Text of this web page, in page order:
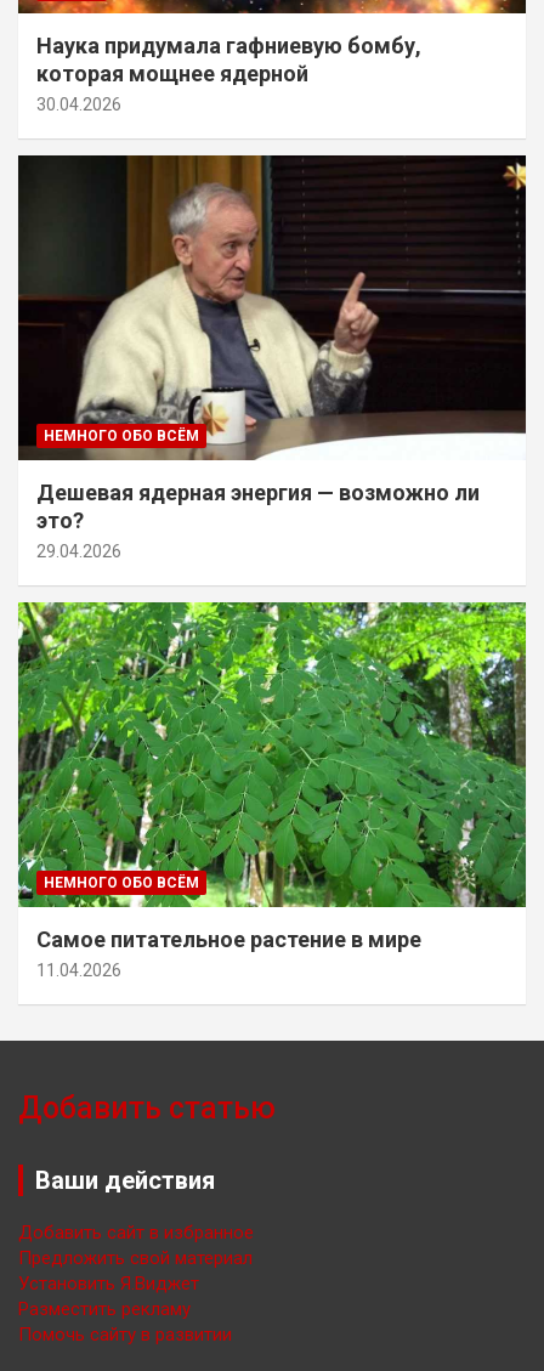
Наука придумала гафниевую бомбу,
которая мощнее ядерной
30.04.2026
НЕМНОГО ОБО ВСЁМ
Дешевая ядерная энергия — возможно ли
это?
29.04.2026
НЕМНОГО ОБО ВСЁМ
Самое питательное растение в мире
11.04.2026
Добавить статью
Ваши действия
Добавить сайт в избранное
Предложить свой материал
Установить Я.Виджет
Разместить рекламу
Помочь сайту в развитии